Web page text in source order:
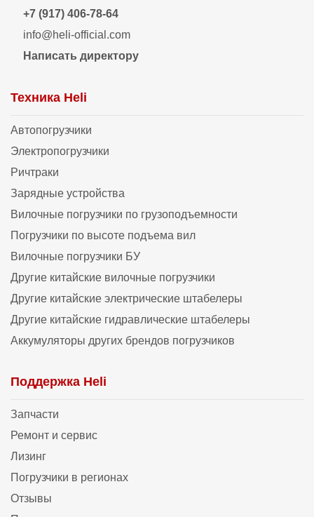
+7 (917) 406-78-64
info@heli-official.com
Написать директору
Техника Heli
Автопогрузчики
Электропогрузчики
Ричтраки
Зарядные устройства
Вилочные погрузчики по грузоподъемности
Погрузчики по высоте подъема вил
Вилочные погрузчики БУ
Другие китайские вилочные погрузчики
Другие китайские электрические штабелеры
Другие китайские гидравлические штабелеры
Аккумуляторы других брендов погрузчиков
Поддержка Heli
Запчасти
Ремонт и сервис
Лизинг
Погрузчики в регионах
Отзывы